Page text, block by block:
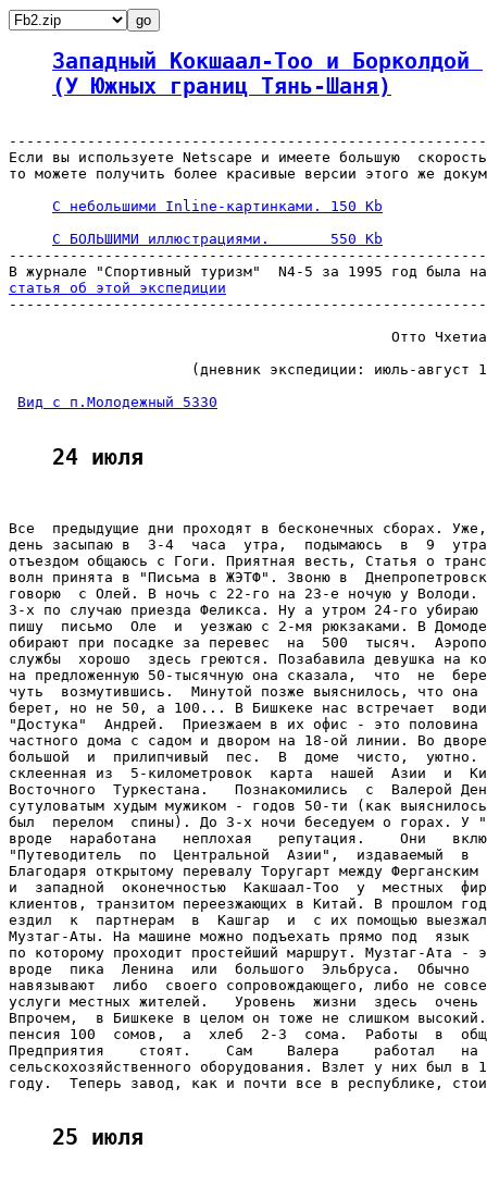
Западный Кокшаал-Тоо и Борколдой
(У Южных границ Тянь-Шаня)
Если вы используете Netscape и имеете большую
то можете получить более красивые версии этого же
С небольшими Inline-картинками. 150 Kb
С БОЛЬШИМИ иллюстрациями.       550 Kb
статья об этой экспедиции
Отто
(дневник экспедиции: июль-август
Вид с п.Молодежный 5330
24 июля
Все  предыдущие дни проходят в бесконечных сборах.
день засыпаю в  3-4  часа  утра,  подымаюсь  в  9
отъездом общаюсь с Гоги. Приятная весть, Статья о
волн принята в "Письма в ЖЭТФ". Звоню в
говорю  с Олей. В ночь с 22-го на 23-е ночую у Володи.
3-х по случаю приезда Феликса. Ну а утром 24-го убираю
пишу  письмо  Оле  и  уезжаю с 2-мя рюкзаками. В
обирают при посадке за перевес  на  500  тысяч.
службы  хорошо  здесь греются. Позабавила девушка на
на предложенную 50-тысячную она сказала,  что  не
чуть  возмутившись.  Минутой позже выяснилось, что она
берет, но не 50, а 100... В Бишкеке нас встречает
"Достука"  Андрей.  Приезжаем в их офис - это половина
частного дома с садом и двором на 18-ой линии. Во
большой  и  прилипчивый  пес.  В  доме  чисто,  уютно.
склеенная из  5-километровок  карта  нашей  Азии  и
Восточного  Туркестана.   Познакомились  с  Валерой
сутуловатым худым мужиком - годов 50-ти (как
был  перелом  спины). До 3-х ночи беседуем о горах. У
вроде  наработана   неплохая   репутация.    Они
"Путеводитель  по  Центральной  Азии",  издаваемый  в
Благодаря открытому перевалу Торугарт между
и  западной  оконечностью  Какшаал-Тоо  у  местных
клиентов, транзитом переезжающих в Китай. В прошлом
ездил  к  партнерам  в  Кашгар  и  с их помощью
Музтаг-Аты. На машине можно подъехать прямо под  язык
по которому проходит простейший маршрут. Музтаг-Ата -
вроде  пика  Ленина  или  большого  Эльбруса.  Обычно
навязывают  либо  своего сопровождающего, либо не
услуги местных жителей.   Уровень  жизни  здесь  очень
Впрочем,  в Бишкеке в целом он тоже не слишком
пенсия 100  сомов,  а  хлеб  2-3  сома.  Работы  в
Предприятия    стоят.    Сам    Валера    работал   на
сельскохозяйственного оборудования. Взлет у них был в
году.  Теперь завод, как и почти все в республике,
25 июля